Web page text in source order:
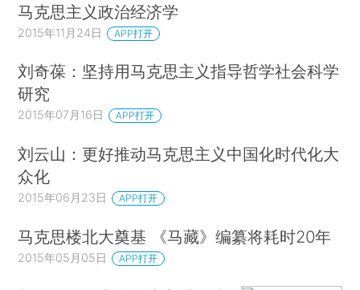
马克思主义政治经济学
2015年11月24日 APP打开
刘奇葆：坚持用马克思主义指导哲学社会科学
研究
2015年07月16日 APP打开
刘云山：更好推动马克思主义中国化时代化大
众化
2015年06月23日 APP打开
马克思楼北大奠基 《马藏》编纂将耗时20年
2015年05月05日 APP打开